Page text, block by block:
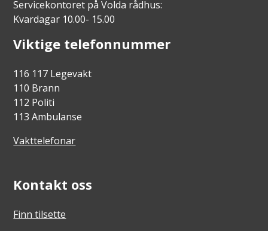
Servicekontoret på Volda rådhus:
Kvardagar 10.00- 15.00
Viktige telefonnummer
116 117 Legevakt
110 Brann
112 Politi
113 Ambulanse
Vakttelefonar
Kontakt oss
Finn tilsette